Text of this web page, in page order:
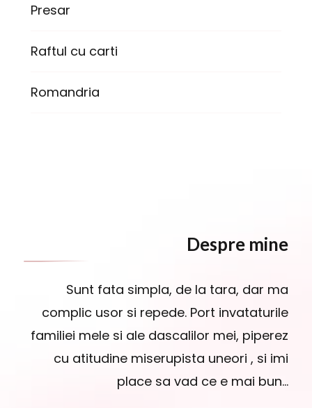
Presar
Raftul cu carti
Romandria
Despre mine
Sunt fata simpla, de la tara, dar ma
complic usor si repede. Port invataturile
familiei mele si ale dascalilor mei, piperez
cu atitudine miserupista uneori , si imi
place sa vad ce e mai bun…